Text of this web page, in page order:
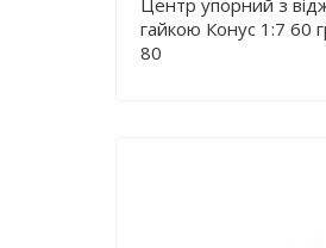
Центр упорний з
гайкою Конус 1:7 60
80